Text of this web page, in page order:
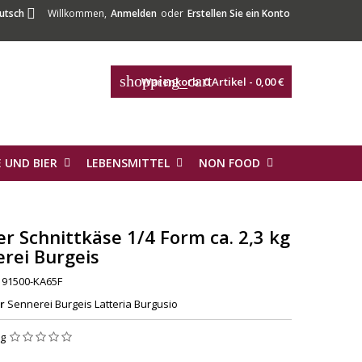
Willkommen, Anmelden oder Erstellen Sie ein Konto

shopping_cart
Warenkorb:0Artikel - 0,00 €
UND BIER LEBENSMITTEL NON FOOD
Schnittkäse 1/4 Form ca. 2,3 kg
Burgeis
91500-KA65F
Sennerei Burgeis Latteria Burgusio